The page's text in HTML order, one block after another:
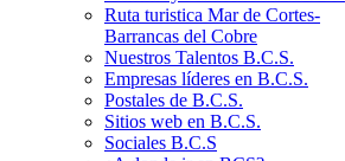
Ruta turistica Mar de Cortes-
Barrancas del Cobre
Nuestros Talentos B.C.S.
Empresas líderes en B.C.S.
Postales de B.C.S.
Sitios web en B.C.S.
Sociales B.C.S